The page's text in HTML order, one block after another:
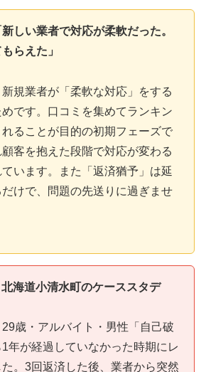
新しい業者で対応が柔軟だった。
らえた」
新規業者が「柔軟な対応」をする
です。口コミを集めてランキン
ることが目的の初期フェーズで
客を抱えた段階で対応が変わる
います。また「返済猶予」は延
けで、問題の先送りに過ぎませ
海道小清水町のケーススタデ
歳・アルバイト・男性「自己破
年が経過していなかった時期にレ
。3回返済した後、業者から突然